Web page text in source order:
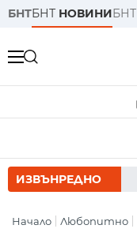
БНТБНТ НОВИНИБНТ
ИЗВЪНРЕДНО
Начало Любопитно